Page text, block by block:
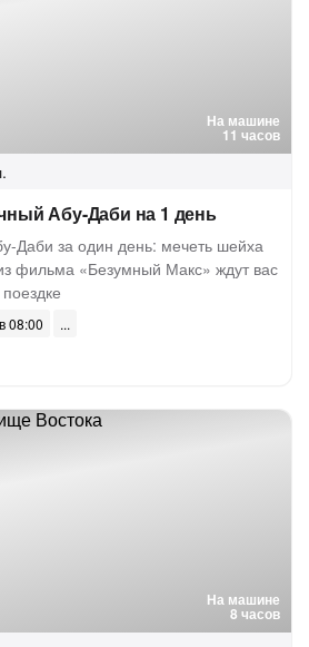
На машине
11 часов
Абу-Даби на 1 день
Даби за один день: мечеть шейха
фильма «Безумный Макс» ждут вас
08:00
На машине
8 часов